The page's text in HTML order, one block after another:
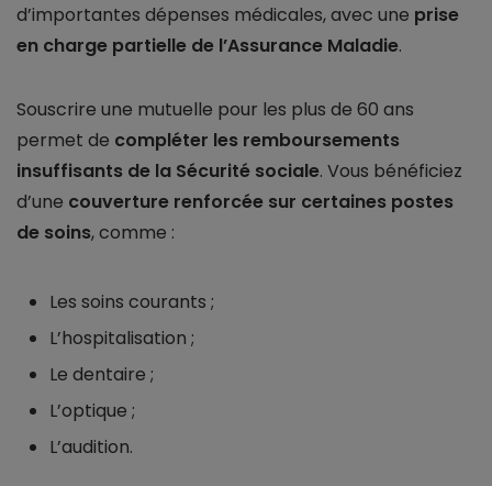
d’importantes dépenses médicales, avec une prise
en charge partielle de l’Assurance Maladie.
Souscrire une mutuelle pour les plus de 60 ans
permet de compléter les remboursements
insuffisants de la Sécurité sociale. Vous bénéficiez
d’une couverture renforcée sur certaines postes
de soins, comme :
Les soins courants ;
L’hospitalisation ;
Le dentaire ;
L’optique ;
L’audition.